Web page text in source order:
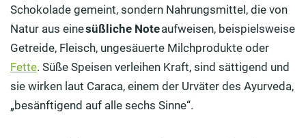
Schokolade gemeint, sondern Nahrungsmittel, die von
Natur aus einesüßliche Noteaufweisen, beispielsweise
Getreide, Fleisch, ungesäuerte Milchprodukte oder
Fette. Süße Speisen verleihen Kraft, sind sättigend und
sie wirken laut Caraca, einem der Urväter des Ayurveda,
„besänftigend auf alle sechs Sinne“.